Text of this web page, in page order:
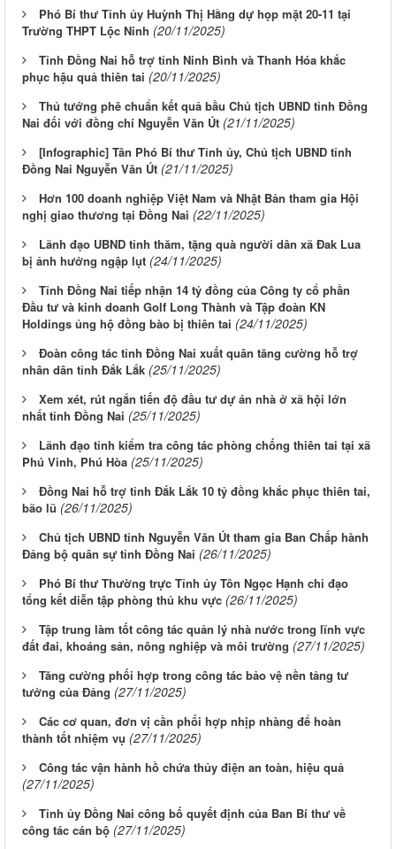
Phó Bí thư Tỉnh ủy Huỳnh Thị Hằng dự họp mặt 20-11 tại
Trường THPT Lộc Ninh (20/11/2025)
Tỉnh Đồng Nai hỗ trợ tỉnh Ninh Bình và Thanh Hóa khắc
phục hậu quả thiên tai (20/11/2025)
Thủ tướng phê chuẩn kết quả bầu Chủ tịch UBND tỉnh Đồng
Nai đối với đồng chí Nguyễn Văn Út (21/11/2025)
[Infographic] Tân Phó Bí thư Tỉnh ủy, Chủ tịch UBND tỉnh
Đồng Nai Nguyễn Văn Út (21/11/2025)
Hơn 100 doanh nghiệp Việt Nam và Nhật Bản tham gia Hội
nghị giao thương tại Đồng Nai (22/11/2025)
Lãnh đạo UBND tỉnh thăm, tặng quà người dân xã Đak Lua
bị ảnh hưởng ngập lụt (24/11/2025)
Tỉnh Đồng Nai tiếp nhận 14 tỷ đồng của Công ty cổ phần
Đầu tư và kinh doanh Golf Long Thành và Tập đoàn KN
Holdings ủng hộ đồng bào bị thiên tai (24/11/2025)
Đoàn công tác tỉnh Đồng Nai xuất quân tăng cường hỗ trợ
nhân dân tỉnh Đắk Lắk (25/11/2025)
Xem xét, rút ngắn tiến độ đầu tư dự án nhà ở xã hội lớn
nhất tỉnh Đồng Nai (25/11/2025)
Lãnh đạo tỉnh kiểm tra công tác phòng chống thiên tai tại xã
Phú Vinh, Phú Hòa (25/11/2025)
Đồng Nai hỗ trợ tỉnh Đắk Lắk 10 tỷ đồng khắc phục thiên tai,
bão lũ (26/11/2025)
Chủ tịch UBND tỉnh Nguyễn Văn Út tham gia Ban Chấp hành
Đảng bộ quân sự tỉnh Đồng Nai (26/11/2025)
Phó Bí thư Thường trực Tỉnh ủy Tôn Ngọc Hạnh chỉ đạo
tổng kết diễn tập phòng thủ khu vực (26/11/2025)
Tập trung làm tốt công tác quản lý nhà nước trong lĩnh vực
đất đai, khoáng sản, nông nghiệp và môi trường (27/11/2025)
Tăng cường phối hợp trong công tác bảo vệ nền tảng tư
tưởng của Đảng (27/11/2025)
Các cơ quan, đơn vị cần phối hợp nhịp nhàng để hoàn
thành tốt nhiệm vụ (27/11/2025)
Công tác vận hành hồ chứa thủy điện an toàn, hiệu quả
(27/11/2025)
Tỉnh ủy Đồng Nai công bố quyết định của Ban Bí thư về
công tác cán bộ (27/11/2025)